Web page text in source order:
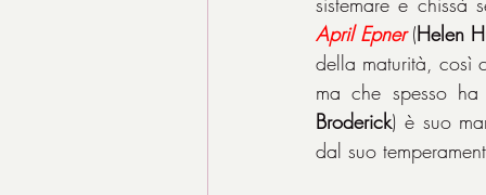
April Epner (Helen
della maturità, così
ma che spesso
Broderick) è suo
dal suo